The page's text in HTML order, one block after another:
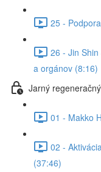
25 -
26 - Jin
a orgánov (8:16)
Jarný
01 - Makko
02 -
(37:46)